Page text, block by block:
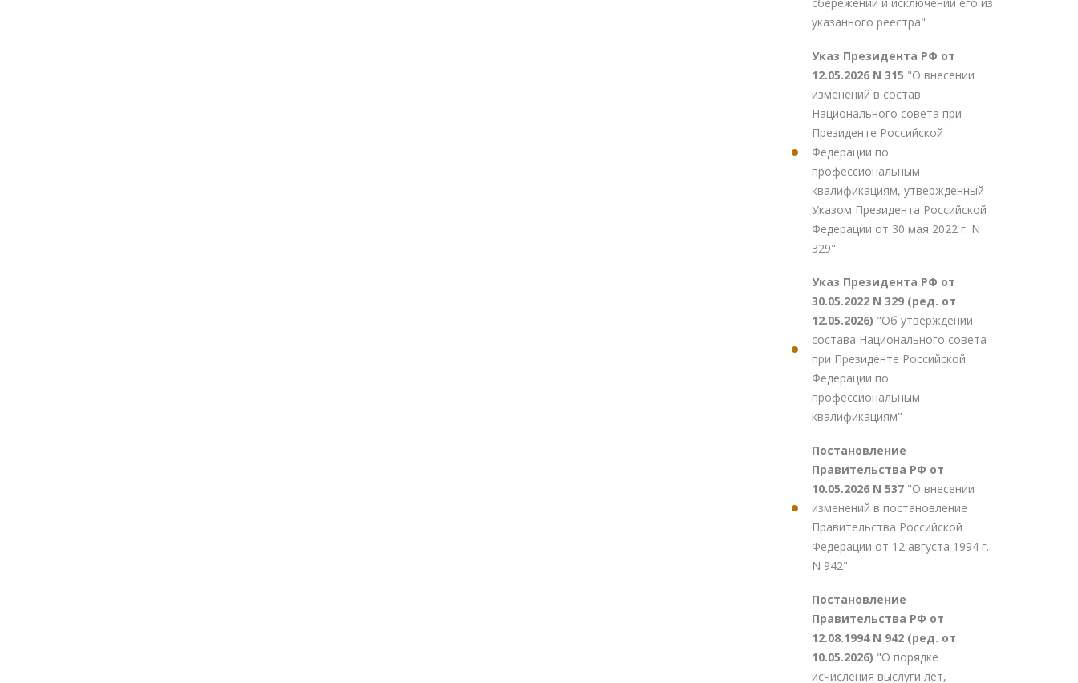
указанного реестра"
Указ Президента РФ от
12.05.2026 N 315 "О внесении
изменений в состав
Национального совета при
Президенте Российской
Федерации по
профессиональным
квалификациям, утвержденный
Указом Президента Российской
Федерации от 30 мая 2022 г. N
329"
Указ Президента РФ от
30.05.2022 N 329 (ред. от
12.05.2026) "Об утверждении
состава Национального совета
при Президенте Российской
Федерации по
профессиональным
квалификациям"
Постановление
Правительства РФ от
10.05.2026 N 537 "О внесении
изменений в постановление
Правительства Российской
Федерации от 12 августа 1994 г.
N 942"
Постановление
Правительства РФ от
12.08.1994 N 942 (ред. от
10.05.2026) "О порядке
исчисления выслуги лет,